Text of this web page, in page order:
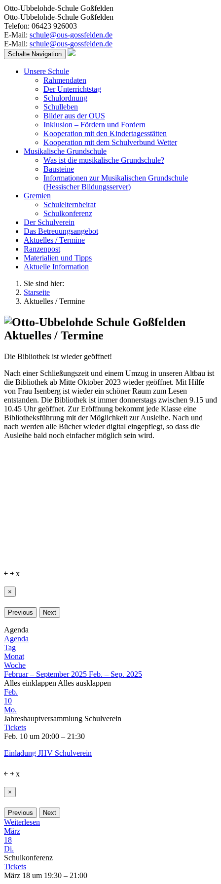
Otto-Ubbelohde-Schule Goßfelden
Otto-Ubbelohde-Schule Goßfelden
Telefon: 06423 926003
E-Mail: schule@ous-gossfelden.de
E-Mail: schule@ous-gossfelden.de
Schalte Navigation
Unsere Schule
Rahmendaten
Der Unterrichtstag
Schulordnung
Schulleben
Bilder aus der OUS
Inklusion – Fördern und Fordern
Kooperation mit den Kindertagesstätten
Kooperation mit dem Schulverbund Wetter
Musikalische Grundschule
Was ist die musikalische Grundschule?
Bausteine
Informationen zur Musikalischen Grundschule
(Hessischer Bildungsserver)
Gremien
Schulelternbeirat
Schulkonferenz
Der Schulverein
Das Betreuungsangebot
Aktuelles / Termine
Ranzenpost
Materialien und Tipps
Aktuelle Information
Sie sind hier:
Starseite
Aktuelles / Termine
Aktuelles / Termine
Die Bibliothek ist wieder geöffnet!
Nach einer Schließungszeit und einem Umzug in unseren Altbau ist
die Bibliothek ab Mitte Oktober 2023 wieder geöffnet. Mit Hilfe
von Frau Isenberg ist wieder ein schöner Raum zum Lesen
entstanden. Die Bibliothek ist immer donnerstags zwischen 9.15 und
10.45 Uhr geöffnet. Zur Eröffnung bekommt jede Klasse eine
Bibliotheksführung mit der Möglichkeit zur Ausleihe. Nach und
nach werden alle Bücher wieder digital eingepflegt, so dass die
Ausleihe bald noch einfacher möglich sein wird.
￩ ￫ x
×
Previous Next
Agenda
Agenda
Tag
Monat
Woche
Februar – September 2025 Feb. – Sep. 2025
Alles einklappen Alles ausklappen
Feb.
10
Mo.
Jahreshauptversammlung Schulverein
Tickets
Feb. 10 um 20:00 – 21:30
Einladung JHV Schulverein
￩ ￫ x
×
Previous Next
Weiterlesen
März
18
Di.
Schulkonferenz
Tickets
März 18 um 19:30 – 21:00